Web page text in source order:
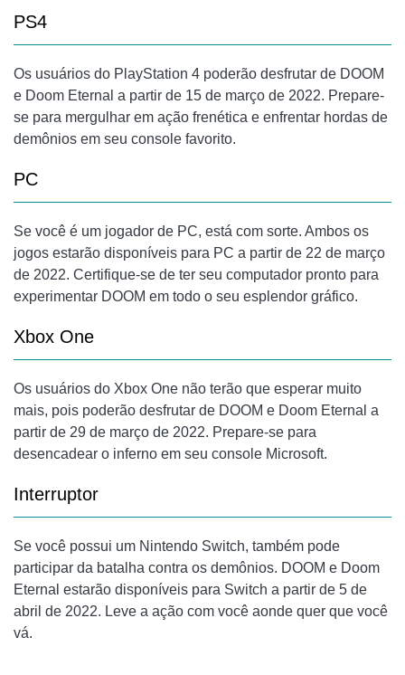
PS4
Os usuários do PlayStation 4 poderão desfrutar de DOOM
e Doom Eternal a partir de 15 de março de 2022. Prepare-
se para mergulhar em ação frenética e enfrentar hordas de
demônios em seu console favorito.
PC
Se você é um jogador de PC, está com sorte. Ambos os
jogos estarão disponíveis para PC a partir de 22 de março
de 2022. Certifique-se de ter seu computador pronto para
experimentar DOOM em todo o seu esplendor gráfico.
Xbox One
Os usuários do Xbox One não terão que esperar muito
mais, pois poderão desfrutar de DOOM e Doom Eternal a
partir de 29 de março de 2022. Prepare-se para
desencadear o inferno em seu console Microsoft.
Interruptor
Se você possui um Nintendo Switch, também pode
participar da batalha contra os demônios. DOOM e Doom
Eternal estarão disponíveis para Switch a partir de 5 de
abril de 2022. Leve a ação com você aonde quer que você
vá.